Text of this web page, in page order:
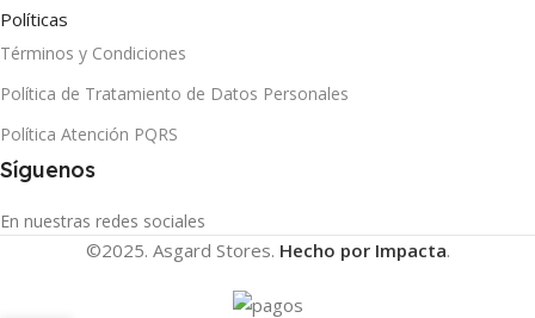
Políticas
Términos y Condiciones
Política de Tratamiento de Datos Personales
Política Atención PQRS
Síguenos
En nuestras redes sociales
©2025. Asgard Stores. Hecho por Impacta.